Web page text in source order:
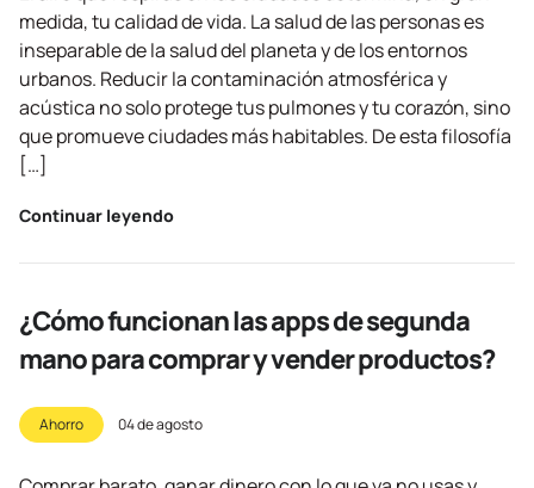
medida, tu calidad de vida. La salud de las personas es
inseparable de la salud del planeta y de los entornos
urbanos. Reducir la contaminación atmosférica y
acústica no solo protege tus pulmones y tu corazón, sino
que promueve ciudades más habitables. De esta filosofía
[…]
Continuar leyendo
¿Cómo funcionan las apps de segunda
mano para comprar y vender productos?
Ahorro 04 de agosto